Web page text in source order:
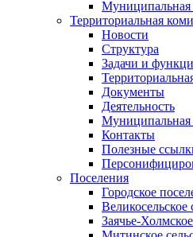
Муниципальная
Территориальная
Новости
Структура
Задачи и
Документы
Деятельность
Муниципальная
Контакты
Полезные
Поселения
Городское
Великосельское
Заячье-